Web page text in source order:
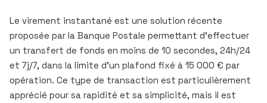
Le virement instantané est une solution récente
proposée par la Banque Postale permettant d’effectuer
un transfert de fonds en moins de 10 secondes, 24h/24
et 7j/7, dans la limite d’un plafond fixé à 15 000 € par
opération. Ce type de transaction est particulièrement
apprécié pour sa rapidité et sa simplicité, mais il est